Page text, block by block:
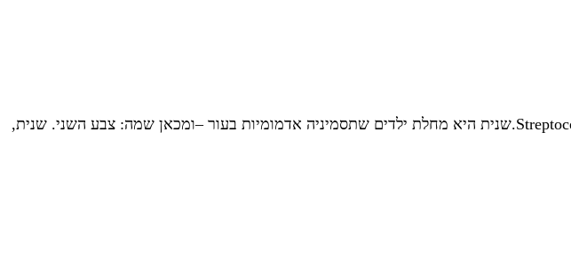
שָׁנִית, סקרלטינה Scarlatinaהגורם למחלה הוא מין של החיידק Streptococcus מהמין Streptococcus pyogenes.שנית היא מחלת ילדים שתסמיניה אדמומיות בעור –ומכאן שמה: צבע השני. שנית,